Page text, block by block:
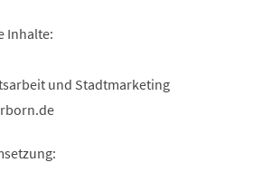
Inhalte:
und Stadtmarketing
de